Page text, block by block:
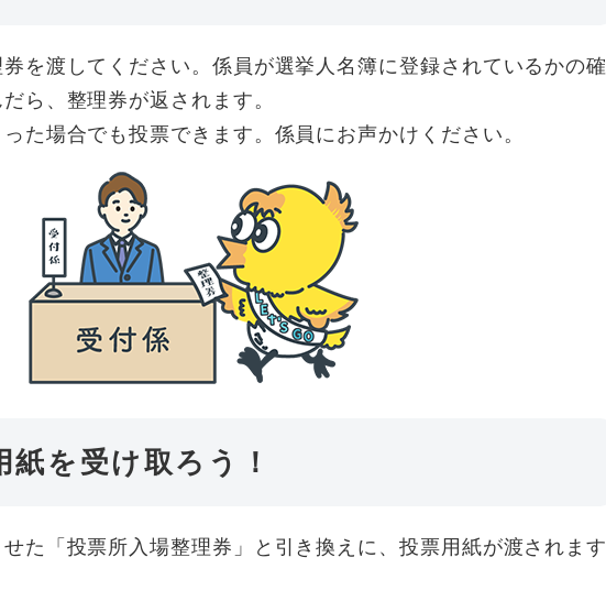
を渡してください。係員が選挙人名簿に登録されているかの確
ら、整理券が返されます。
場合でも投票できます。係員にお声かけください。
を受け取ろう！
た「投票所入場整理券」と引き換えに、投票用紙が渡されます